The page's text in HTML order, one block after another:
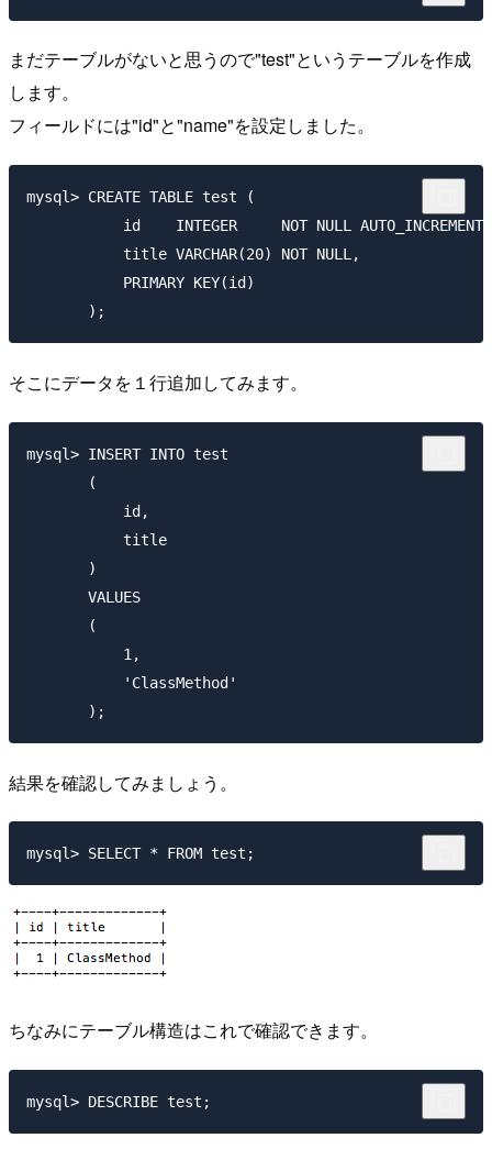
まだテーブルがないと思うので"test"というテーブルを作成
します。
フィールドには"id"と"name"を設定しました。
mysql> CREATE TABLE test (
id    INTEGER     NOT NULL
           title VARCHAR(20) NOT NULL,
           PRIMARY KEY(id)
そこにデータを１行追加してみます。
mysql> INSERT INTO test
       (
           id,
           title
       )
       VALUES
       (
           1,
           'ClassMethod'
結果を確認してみましょう。
ちなみにテーブル構造はこれで確認できます。